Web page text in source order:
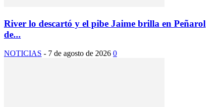
River lo descartó y el pibe Jaime brilla en Peñarol
de...
NOTICIAS - 7 de agosto de 2026 0